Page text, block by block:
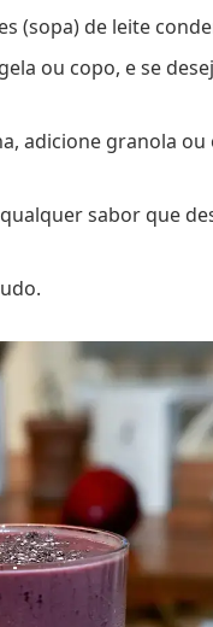
(sopa) de leite
ou copo, e se
adicione granola
sabor que